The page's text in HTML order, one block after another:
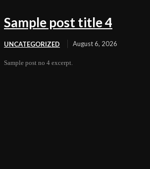
Sample post title 4
UNCATEGORIZED August 6, 2026
Sample post no 4 excerpt.